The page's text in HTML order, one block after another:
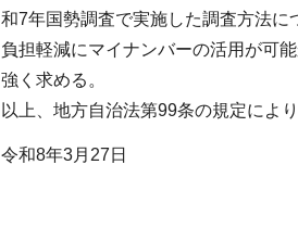
和7年国勢調査で実施した調査方法
負担軽減にマイナンバーの活用が可
強く求める。
以上、地方自治法第99条の規定によ
令和8年3月27日